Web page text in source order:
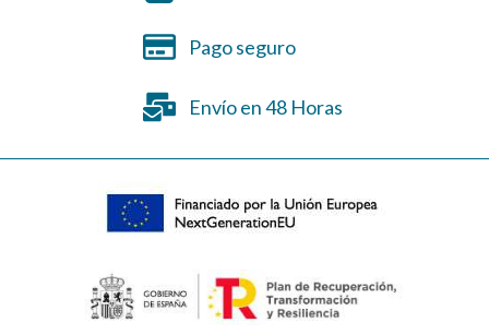
Pago seguro
Envío en 48 Horas